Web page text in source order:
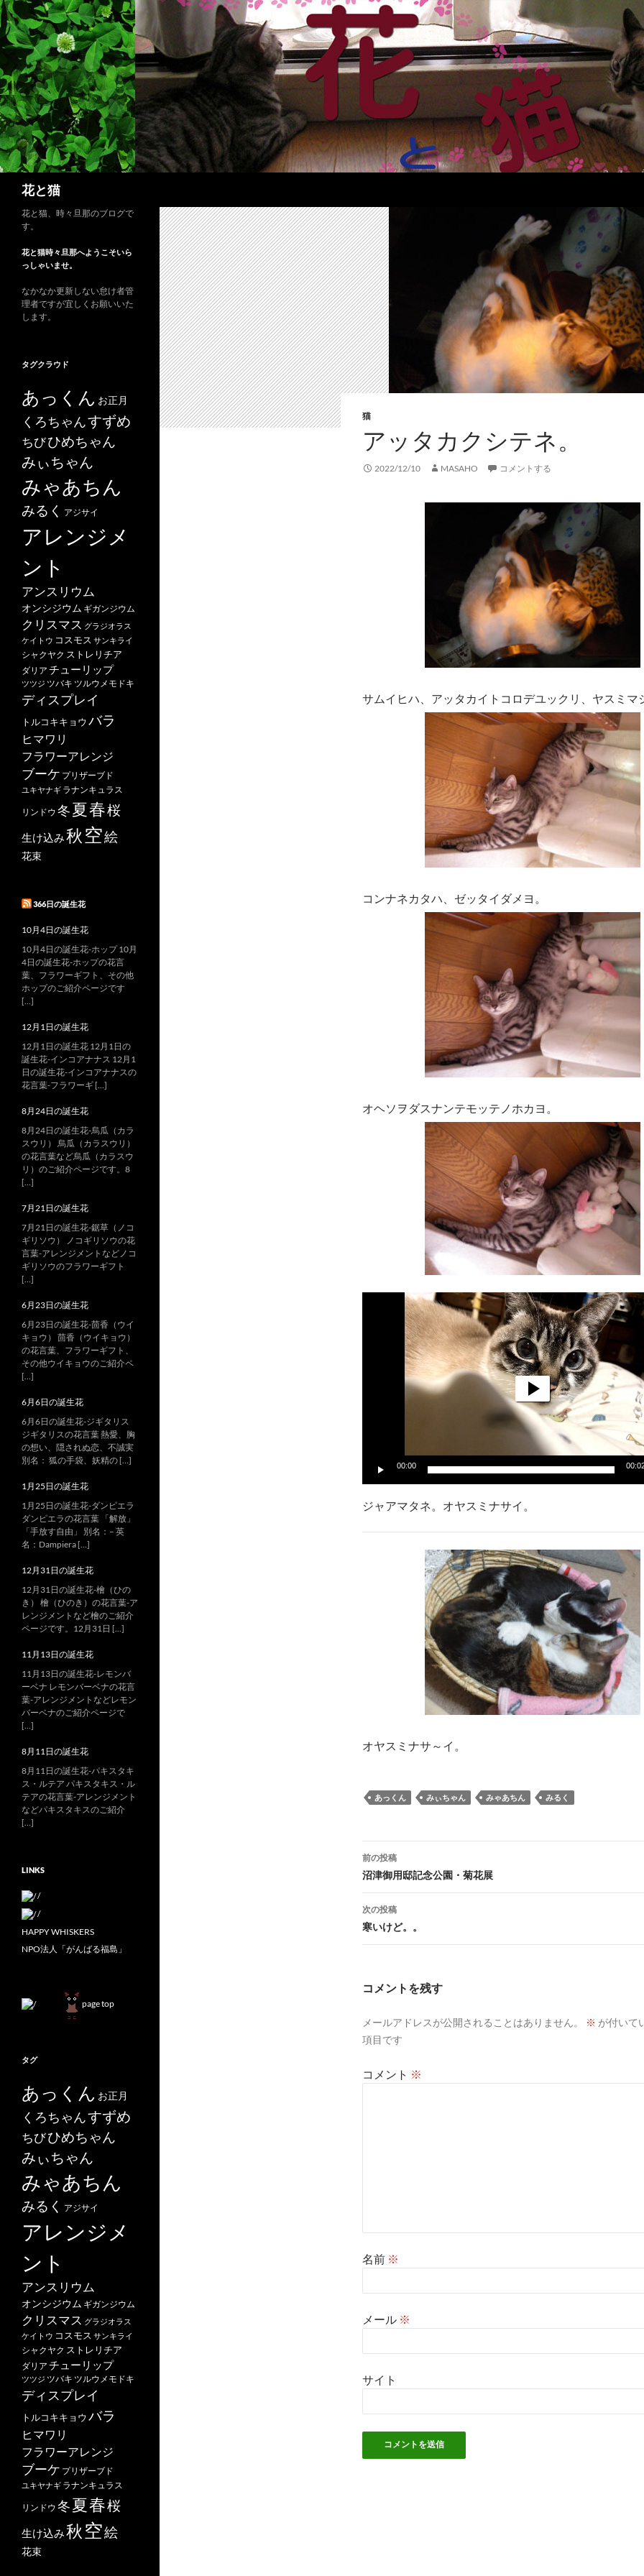
コ
ン
テ
ツ
へ
ス
キ
ッ
プ
花と猫
猫
アッタカクシテネ。
2022/12/10 MASAHO コメントする
サムイヒハ、アッタカイトコロデユックリ、ヤスミマ
コンナネカタハ、ゼッタイダメヨ。
オヘソヲダスナンテモッテノホカヨ。
00:00
ジャアマタネ。オヤスミナサイ。
オヤスミナサ～イ。
あっくん みぃちゃん みゃあちん みるく
投
稿
ナ
ビ
ゲ
ョ
前の投稿
沼津御用邸記念公園・菊花展
次の投稿
寒いけど。。
コメントを残す
メールアドレスが公開されることはありません。 ※ が付いて
項目です
コメント ※
名前 ※
メール ※
サイト
花と猫、時々旦那のブログで
す。
花と猫時々旦那へようこそいら
っしゃいませ。
なかなか更新しない怠け者管
理者ですが宜しくお願いいた
します。
タグクラウド
あっくん お正月
くろちゃんすずめ
ちびひめちゃん
みぃちゃん
みゃあちん
みるく アジサイ
アレンジメ
ント
アンスリウム
オンシジウム ギガンジウム
クリスマス グラジオラス
ケイトウ コスモス サンキライ
シャクヤク ストレリチア
ダリア チューリップ
ツツジ ツバキ ツルウメモドキ
ディスプレイ
トルコキキョウ バラ
ヒマワリ
フラワーアレンジ
ブーケ プリザーブド
ユキヤナギ ラナンキュラス
リンドウ 冬夏春桜
生け込み秋 空絵
花束
366日の誕生花
10月4日の誕生花
10月4日の誕生花-ホップ 10月
4日の誕生花-ホップの花言
葉、フラワーギフト、その他
ホップのご紹介ページです
[…]
12月1日の誕生花
12月1日の誕生花 12月1日の
誕生花-インコアナナス 12月1
日の誕生花-インコアナナスの
花言葉-フラワーギ […]
8月24日の誕生花
8月24日の誕生花-烏瓜（カラ
スウリ） 烏瓜（カラスウリ）
の花言葉など烏瓜（カラスウ
リ）のご紹介ページです。8
[…]
7月21日の誕生花
7月21日の誕生花-鋸草（ノコ
ギリソウ） ノコギリソウの花
言葉-アレンジメントなどノコ
ギリソウのフラワーギフト
[…]
6月23日の誕生花
6月23日の誕生花-茴香（ウイ
キョウ） 茴香（ウイキョウ）
の花言葉、フラワーギフト、
その他ウイキョウのご紹介ペ
[…]
6月6日の誕生花
6月6日の誕生花-ジギタリス
ジギタリスの花言葉 熱愛、胸
の想い、隠されぬ恋、不誠実
別名： 狐の手袋、妖精の […]
1月25日の誕生花
1月25日の誕生花-ダンピエラ
ダンピエラの花言葉 「解放」
「手放す自由」 別名：– 英
名：Dampiera […]
12月31日の誕生花
12月31日の誕生花-檜（ひの
き） 檜（ひのき）の花言葉-ア
レンジメントなど檜のご紹介
ページです。12月31日 […]
11月13日の誕生花
11月13日の誕生花-レモンバ
ーベナ レモンバーベナの花言
葉-アレンジメントなどレモン
バーベナのご紹介ページで
[…]
8月11日の誕生花
8月11日の誕生花-パキスタキ
ス・ルテア パキスタキス・ル
テアの花言葉-アレンジメント
などパキスタキスのご紹介
[…]
LINKS
/
/
HAPPY WHISKERS
NPO法人「がんばる福島」
page top
タグ
あっくん お正月
くろちゃんすずめ
ちびひめちゃん
みぃちゃん
みゃあちん
みるく アジサイ
アレンジメ
ント
アンスリウム
オンシジウム ギガンジウム
クリスマス グラジオラス
ケイトウ コスモス サンキライ
シャクヤク ストレリチア
ダリア チューリップ
ツツジ ツバキ ツルウメモドキ
ディスプレイ
トルコキキョウ バラ
ヒマワリ
フラワーアレンジ
ブーケ プリザーブド
ユキヤナギ ラナンキュラス
リンドウ 冬夏春桜
生け込み秋 空絵
花束